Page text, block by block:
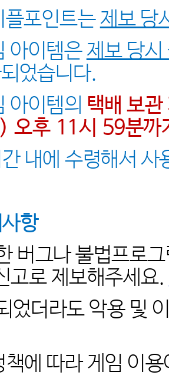
플포인트는 제보 당
아이템은제보 당
었습니다.
아이템의 택배 보
)오후 11시 59분까
내에 수령해서 사
항
버그나 불법프로
고로 제보해주세요.
었더라도 악용 및
책에 따라 게임 이